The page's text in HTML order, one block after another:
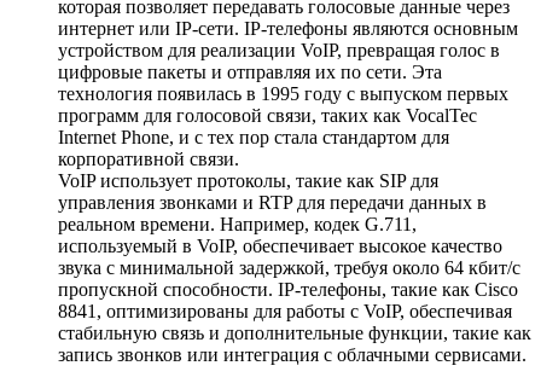
которая позволяет передавать голосовые данные через
интернет или IP-сети. IP-телефоны являются основным
устройством для реализации VoIP, превращая голос в
цифровые пакеты и отправляя их по сети. Эта
технология появилась в 1995 году с выпуском первых
программ для голосовой связи, таких как VocalTec
Internet Phone, и с тех пор стала стандартом для
корпоративной связи.
VoIP использует протоколы, такие как SIP для
управления звонками и RTP для передачи данных в
реальном времени. Например, кодек G.711,
используемый в VoIP, обеспечивает высокое качество
звука с минимальной задержкой, требуя около 64 кбит/с
пропускной способности. IP-телефоны, такие как Cisco
8841, оптимизированы для работы с VoIP, обеспечивая
стабильную связь и дополнительные функции, такие как
запись звонков или интеграция с облачными сервисами.